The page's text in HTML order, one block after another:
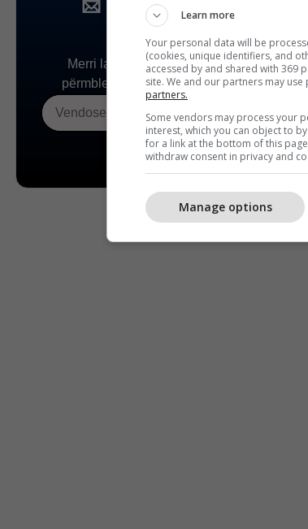
Learn more
Your personal data will be
(cookies, unique identifiers, and
accessed by and shared with 369
site. We and our partners may
partners.
Some vendors may process your
interest, which you can object to
for a link at the bottom of this
withdraw consent in privacy and
Manage options